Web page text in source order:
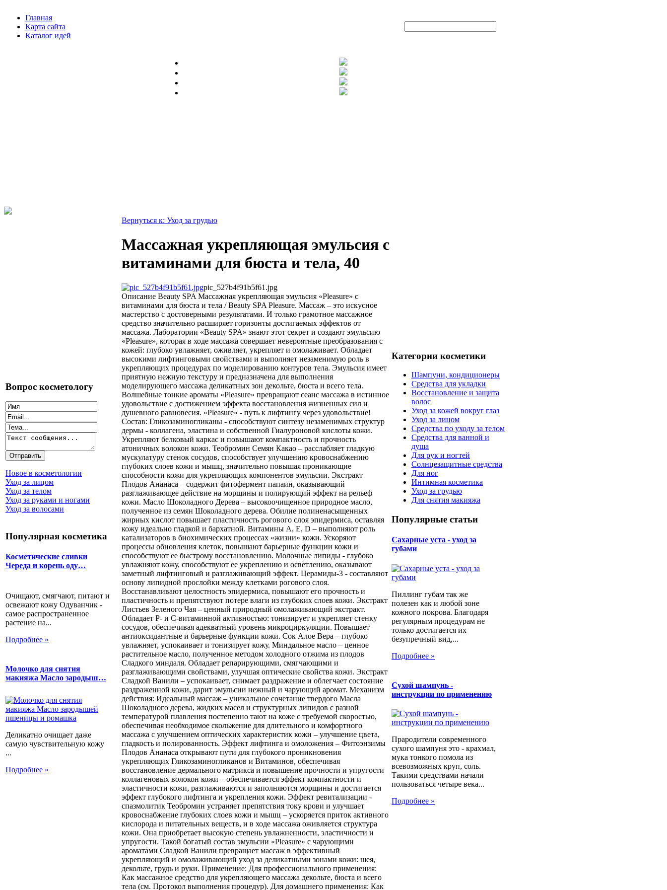
Главная
Карта сайта
Каталог идей
Вопрос косметологу
Новое в косметологии
Уход за лицом
Уход за телом
Уход за руками и ногами
Уход за волосами
Популярная косметика
Косметические сливки
Череда и корень оду…
Очищают, смягчают, питают и
освежают кожу Одуванчик -
самое распространенное
растение на...
Подробнее »
Молочко для снятия
макияжа Масло зародыш…
Деликатно очищает даже
самую чувствительную кожу
...
Подробнее »
Вернуться к: Уход за грудью
Массажная укрепляющая эмульсия с
витаминами для бюста и тела, 40
pic_527b4f91b5f61.jpg
Описание Beauty SPA Массажная укрепляющая эмульсия «Pleasure» с
витаминами для бюста и тела / Beauty SPA Pleasure. Массаж – это искусное
мастерство с достоверными результатами. И только грамотное массажное
средство значительно расширяет горизонты достигаемых эффектов от
массажа. Лаборатории «Beauty SPA» знают этот секрет и создают эмульсию
«Pleasure», которая в ходе массажа совершает невероятные преобразования с
кожей: глубоко увлажняет, оживляет, укрепляет и омолаживает. Обладает
высокими лифтинговыми свойствами и выполняет незаменимую роль в
укрепляющих процедурах по моделированию контуров тела. Эмульсия имеет
приятную нежную текстуру и предназначена для выполнения
моделирующего массажа деликатных зон декольте, бюста и всего тела.
Волшебные тонкие ароматы «Pleasure» превращают сеанс массажа в истинное
удовольствие с достижением эффекта восстановления жизненных сил и
душевного равновесия. «Pleasure» - путь к лифтингу через удовольствие!
Состав: Гликозаминогликаны - способствуют синтезу незаменимых структур
дермы - коллагена, эластина и собственной Гиалуроновой кислоты кожи.
Укрепляют белковый каркас и повышают компактность и прочность
атоничных волокон кожи. Теобромин Семян Какао – расслабляет гладкую
мускулатуру стенок сосудов, способствует улучшению кровоснабжению
глубоких слоев кожи и мышц, значительно повышая проникающие
способности кожи для укрепляющих компонентов эмульсии. Экстракт
Плодов Ананаса – содержит фитофермент папаин, оказывающий
разглаживающее действие на морщины и полирующий эффект на рельеф
кожи. Масло Шоколадного Дерева – высокоочищенное природное масло,
полученное из семян Шоколадного дерева. Обилие полиненасыщенных
жирных кислот повышает пластичность рогового слоя эпидермиса, оставляя
кожу идеально гладкой и бархатной. Витамины А, Е, D – выполняют роль
катализаторов в биохимических процессах «жизни» кожи. Ускоряют
процессы обновления клеток, повышают барьерные функции кожи и
способствуют ее быстрому восстановлению. Молочные липиды - глубоко
увлажняют кожу, способствуют ее укреплению и осветлению, оказывают
заметный лифтинговый и разглаживающий эффект. Церамиды-3 - составляют
основу липидной прослойки между клетками рогового слоя.
Восстанавливают целостность эпидермиса, повышают его прочность и
пластичность и препятствуют потере влаги из глубоких слоев кожи. Экстракт
Листьев Зеленого Чая – ценный природный омолаживающий экстракт.
Обладает Р- и С-витаминной активностью: тонизирует и укрепляет стенку
сосудов, обеспечивая адекватный уровень микроциркуляции. Повышает
антиоксидантные и барьерные функции кожи. Сок Алое Вера – глубоко
увлажняет, успокаивает и тонизирует кожу. Миндальное масло – ценное
растительное масло, полученное методом холодного отжима из плодов
Сладкого миндаля. Обладает репарирующими, смягчающими и
разглаживающими свойствами, улучшая оптические свойства кожи. Экстракт
Сладкой Ванили – успокаивает, снимает раздражение и облегчает состояние
раздраженной кожи, дарит эмульсии нежный и чарующий аромат. Механизм
действия: Идеальный массаж – уникальное сочетание твердого Масла
Шоколадного дерева, жидких масел и структурных липидов с разной
температурой плавления постепенно тают на коже с требуемой скоростью,
обеспечивая необходимое скольжение для длительного и комфортного
массажа с улучшением оптических характеристик кожи – улучшение цвета,
гладкость и полированность. Эффект лифтинга и омоложения – Фитоэнзимы
Плодов Ананаса открывают пути для глубокого проникновения
укрепляющих Гликозаминогликанов и Витаминов, обеспечивая
восстановление дермального матрикса и повышение прочности и упругости
коллагеновых волокон кожи – обеспечивается эффект компактности и
эластичности кожи, разглаживаются и заполняются морщины и достигается
эффект глубокого лифтинга и укрепления кожи. Эффект ревитализации -
спазмолитик Теобромин устраняет препятствия току крови и улучшает
кровоснабжение глубоких слоев кожи и мышц – ускоряется приток активного
кислорода и питательных веществ, и в ходе массажа оживляется структура
кожи. Она приобретает высокую степень увлажненности, эластичности и
упругости. Такой богатый состав эмульсии «Pleasure» с чарующими
ароматами Сладкой Ванили превращает массаж в эффективный
укрепляющий и омолаживающий уход за деликатными зонами кожи: шея,
декольте, грудь и руки. Применение: Для профессионального применения:
Как массажное средство для укрепляющего массажа декольте, бюста и всего
тела (см. Протокол выполнения процедур). Для домашнего применения: Как
Категории косметики
Шампуни, кондиционеры
Средства для укладки
Восстановление и защита
волос
Уход за кожей вокруг глаз
Уход за лицом
Средства по уходу за телом
Средства для ванной и
душа
Для рук и ногтей
Солнцезащитные средства
Для ног
Интимная косметика
Уход за грудью
Для снятия макияжа
Популярные статьи
Сахарные уста - уход за
губами
Пиллинг губам так же
полезен как и любой зоне
кожного покрова. Благодаря
регулярным процедурам не
только достигается их
безупречный вид,...
Подробнее »
Сухой шампунь -
инструкции по применению
Прародители современного
сухого шампуня это - крахмал,
мука тонкого помола из
всевозможных круп, соль.
Такими средствами начали
пользоваться четыре века...
Подробнее »